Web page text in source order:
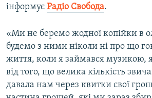
інформує Радіо Свобода.​
«Ми не беремо жодної копійки в
будемо з ними ніколи ні про що
життя, коли я займався музикою,
від того, що велика кількість
давала нам через квитки свої